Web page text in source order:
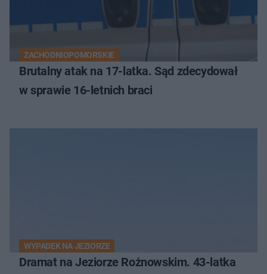
ZACHODNIOPOMORSKIE
Brutalny atak na 17-latka. Sąd zdecydował
w sprawie 16-letnich braci
WYPADEK NA JEZIORZE
Dramat na Jeziorze Rożnowskim. 43-latka